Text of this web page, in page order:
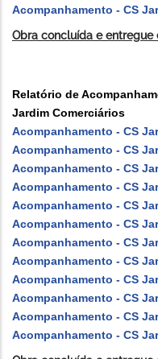
Acompanhamento - CS
Obra concluída e entregue
Relatório de
Jardim Comerciários
Acompanhamento - CS
Acompanhamento - CS
Acompanhamento - CS
Acompanhamento - CS
Acompanhamento - CS
Acompanhamento - CS
Acompanhamento - CS
Acompanhamento - CS
Acompanhamento - CS
Acompanhamento - CS
Acompanhamento - CS
Acompanhamento - CS